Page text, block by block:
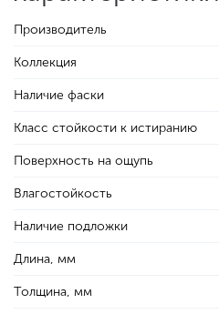
Производитель
Коллекция
Наличие фаски
Класс стойкости к истиранию
Поверхность на ощупь
Влагостойкость
Наличие подложки
Длина, мм
Толщина, мм